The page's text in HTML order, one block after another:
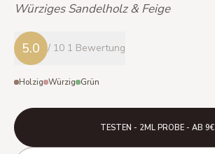
Würziges Sandelholz & Feige
5.0 / 10 1 Bewertung
Holzig Würzig Grün
TESTEN - 2ML PROBE - AB 9€